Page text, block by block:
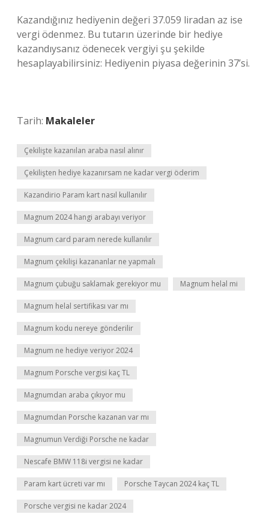
Kazandığınız hediyenin değeri 37.059 liradan az ise
vergi ödenmez. Bu tutarın üzerinde bir hediye
kazandıysanız ödenecek vergiyi şu şekilde
hesaplayabilirsiniz: Hediyenin piyasa değerinin 37’si.
Tarih: Makaleler
Çekilişte kazanılan araba nasıl alınır
Çekilişten hediye kazanırsam ne kadar vergi öderim
Kazandirio Param kart nasıl kullanılır
Magnum 2024 hangi arabayı veriyor
Magnum card param nerede kullanılır
Magnum çekilişi kazananlar ne yapmalı
Magnum çubuğu saklamak gerekiyor mu Magnum helal mi
Magnum helal sertifikası var mı
Magnum kodu nereye gönderilir
Magnum ne hediye veriyor 2024
Magnum Porsche vergisi kaç TL
Magnumdan araba çıkıyor mu
Magnumdan Porsche kazanan var mı
Magnumun Verdiği Porsche ne kadar
Nescafe BMW 118i vergisi ne kadar
Param kart ücreti var mı Porsche Taycan 2024 kaç TL
Porsche vergisi ne kadar 2024